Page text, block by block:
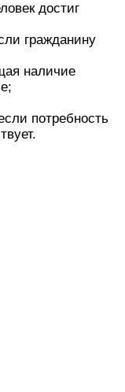
достиг
гражданину
наличие
потребность